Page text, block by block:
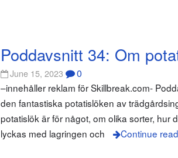
Poddavsnitt 34: Om
June 15, 2023 0
–innehåller reklam för Skillbreak.com-
den fantastiska potatislöken av
potatislök är för något, om olika sorter,
lyckas med lagringen och
Continue